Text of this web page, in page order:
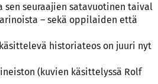
sen seuraajien satavuotinen taival
– sekä oppilaiden että
historiateos on juuri nyt
(kuvien käsittelyssä Rolf